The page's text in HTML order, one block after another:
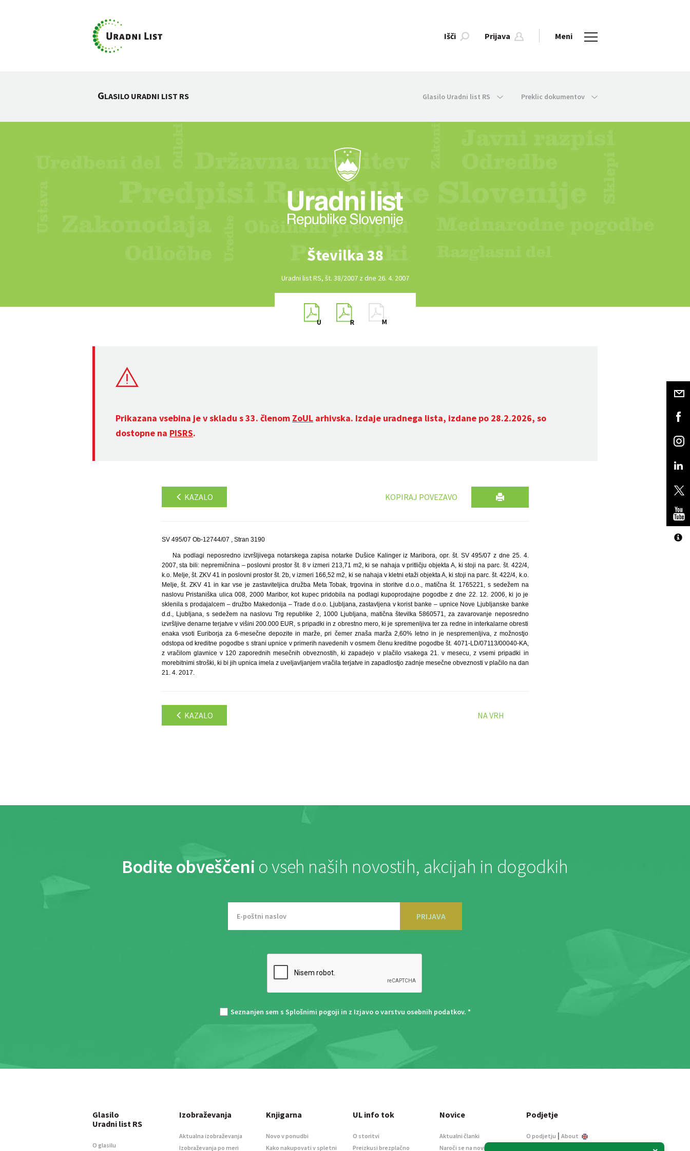
Išči Prijava Meni
GLASILO URADNI LIST RS Glasilo Uradni list RS Preklic dokumentov
Številka 38
Uradni list RS, št. 38/2007 z dne 26. 4. 2007
Prikazana vsebina je v skladu s 33. členom ZoUL arhivska. Izdaje uradnega lista, izdane po 28.2.2026, so
dostopne na PISRS.
KAZALO KOPIRAJ POVEZAVO
SV 495/07 Ob-12744/07 , Stran 3190
Na podlagi neposredno izvršljivega notarskega zapisa notarke Dušice Kalinger iz Maribora, opr. št. SV 495/07 z dne 25. 4.
2007, sta bili: nepremičnina – poslovni prostor št. 8 v izmeri 213,71 m2, ki se nahaja v pritličju objekta A, ki stoji na parc. št. 422/4,
k.o. Melje, št. ZKV 41 in poslovni prostor št. 2b, v izmeri 166,52 m2, ki se nahaja v kletni etaži objekta A, ki stoji na parc. št. 422/4, k.o.
Melje, št. ZKV 41 in kar vse je zastaviteljica družba Meta Tobak, trgovina in storitve d.o.o., matična št. 1765221, s sedežem na
naslovu Pristaniška ulica 008, 2000 Maribor, kot kupec pridobila na podlagi kupoprodajne pogodbe z dne 22. 12. 2006, ki jo je
sklenila s prodajalcem – družbo Makedonija – Trade d.o.o. Ljubljana, zastavljena v korist banke – upnice Nove Ljubljanske banke
d.d., Ljubljana, s sedežem na naslovu Trg republike 2, 1000 Ljubljana, matična številka 5860571, za zavarovanje neposredno
izvršljive denarne terjatve v višini 200.000 EUR, s pripadki in z obrestno mero, ki je spremenljiva ter za redne in interkalarne obresti
enaka vsoti Euriborja za 6-mesečne depozite in marže, pri čemer znaša marža 2,60% letno in je nespremenljiva, z možnostjo
odstopa od kreditne pogodbe s strani upnice v primerih navedenih v osmem členu kreditne pogodbe št. 4071-LD/07113/00040-KA,
z vračilom glavnice v 120 zaporednih mesečnih obveznostih, ki zapadejo v plačilo vsakega 21. v mesecu, z vsemi pripadki in
morebitnimi stroški, ki bi jih upnica imela z uveljavljanjem vračila terjatve in zapadlostjo zadnje mesečne obveznosti v plačilo na dan
21. 4. 2017.
KAZALO NA VRH
Bodite obveščeni o vseh naših novostih, akcijah in dogodkih
PRIJAVA
Seznanjen sem s Splošnimi pogoji in z Izjavo o varstvu osebnih podatkov. *
Glasilo
Uradni list RS
O glasilu
Izobraževanja
Aktualna izobraževanja
Izobraževanja po meri
Knjigarna
Novo v ponudbi
Kako nakupovati v spletni
UL info tok
O storitvi
Preizkusi brezplačno
Novice
Aktualni članki
Naroči se na novice
Podjetje
O podjetju | About